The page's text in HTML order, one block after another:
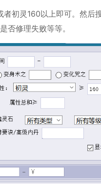
初灵160以上即可。然后
否修理失败等等。